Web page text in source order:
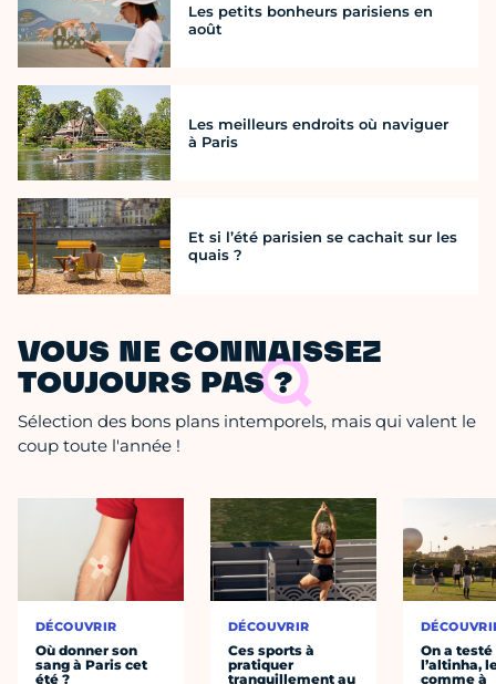
Les petits bonheurs parisiens en
août
Les meilleurs endroits où naviguer
à Paris
Et si l’été parisien se cachait sur les
quais ?
VOUS NE CONNAISSEZ
TOUJOURS PAS ?
Sélection des bons plans intemporels, mais qui valent le
coup toute l'année !
DÉCOUVRIR
Où donner son
sang à Paris cet
été ?
DÉCOUVRIR
Ces sports à
pratiquer
tranquillement au
On a testé
l’altinha,
comme à